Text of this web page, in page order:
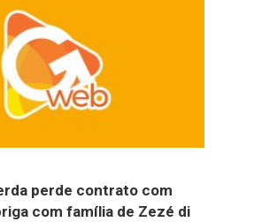
perde contrato com
com família de Zezé di